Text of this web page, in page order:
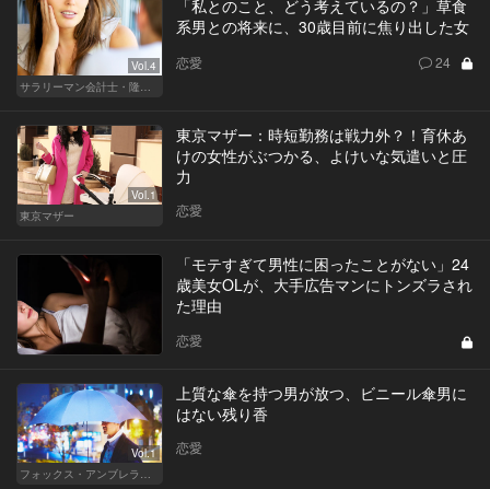
Vol.4
サラリーマン会計士・隆一の迷い
「私とのこと、どう考えているの？」草食
系男との将来に、30歳目前に焦り出した女
恋愛 24
Vol.1
東京マザー
東京マザー：時短勤務は戦力外？！育休あ
けの女性がぶつかる、よけいな気遣いと圧
力
恋愛
「モテすぎて男性に困ったことがない」24
歳美女OLが、大手広告マンにトンズラされ
た理由
恋愛
Vol.1
フォックス・アンブレラの男
上質な傘を持つ男が放つ、ビニール傘男に
はない残り香
恋愛